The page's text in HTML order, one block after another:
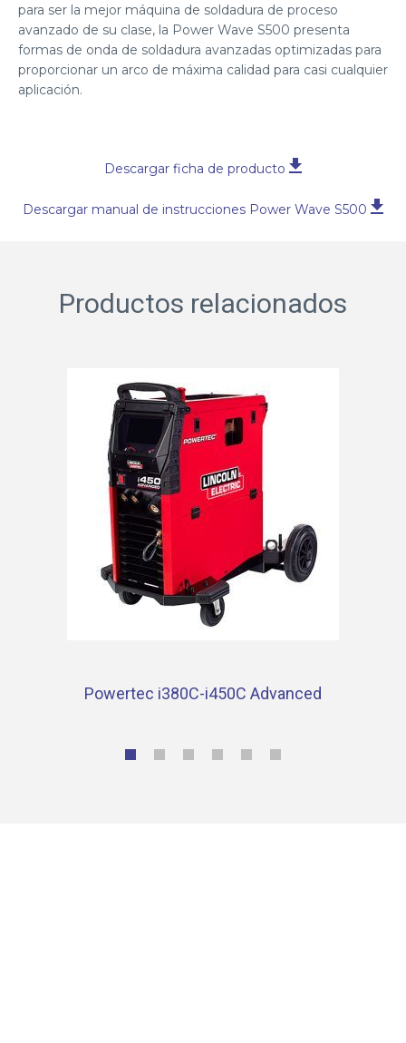
para ser la mejor máquina de soldadura de proceso
avanzado de su clase, la Power Wave S500 presenta
formas de onda de soldadura avanzadas optimizadas para
proporcionar un arco de máxima calidad para casi cualquier
aplicación.
Descargar ficha de producto
Descargar manual de instrucciones Power Wave S500
Productos relacionados
Powertec i380C-i450C Advanced